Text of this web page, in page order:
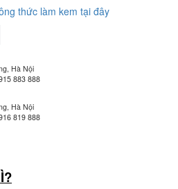
thức làm kem tại đây
Hà Nội
883 888
Hà Nội
819 888
Ngoại thương Việt Nam